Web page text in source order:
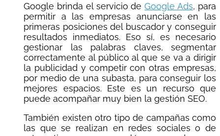
Google brinda el servicio deGoogle Ads, para
permitir a las empresas anunciarse en las
primeras posiciones del buscador y conseguir
resultados inmediatos. Eso sí, es necesario
gestionar las palabras claves, segmentar
correctamente al público al que se va a dirigir
la publicidad y competir con otras empresas,
por medio de una subasta, para conseguir los
mejores espacios. Este es un recurso que
puede acompañar muy bien la gestión SEO.
También existen otro tipo de campañas como
las que se realizan en redes sociales o de